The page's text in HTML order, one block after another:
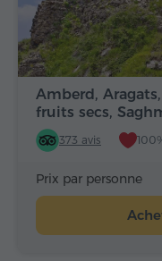
Amberd,
fruits secs,
373 avis
Prix par personne